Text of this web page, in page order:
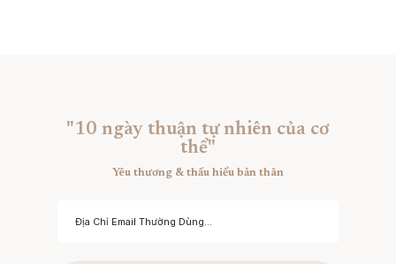
"10 ngày thuận tự nhiên của cơ
thể"
Yêu thương & thấu hiểu bản thân